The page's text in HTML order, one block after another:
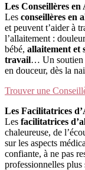
Les Conseillères
Les conseillères en
et peuvent t’aider à
l’allaitement :
bébé, allaitement et
travail… Un soutien
en douceur, dès la
Trouver une
Les Facilitatrices
Les facilitatrices
chaleureuse, de
sur les aspects
confiante, à ne pas
professionnelles plus